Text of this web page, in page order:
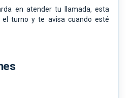
en atender tu llamada, esta
turno y te avisa cuando esté